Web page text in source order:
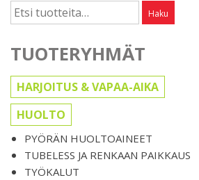
Etsi: Haku
TUOTERYHMÄT
HARJOITUS & VAPAA-AIKA
HUOLTO
PYÖRÄN HUOLTOAINEET
TUBELESS JA RENKAAN PAIKKAUS
TYÖKALUT